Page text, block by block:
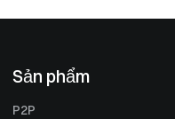
Sản phẩm
P2P